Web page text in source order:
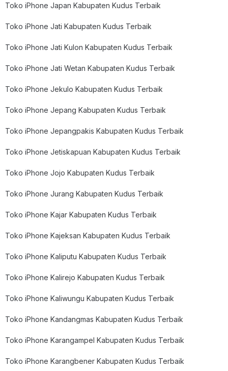
Toko iPhone Japan Kabupaten Kudus Terbaik
Toko iPhone Jati Kabupaten Kudus Terbaik
Toko iPhone Jati Kulon Kabupaten Kudus Terbaik
Toko iPhone Jati Wetan Kabupaten Kudus Terbaik
Toko iPhone Jekulo Kabupaten Kudus Terbaik
Toko iPhone Jepang Kabupaten Kudus Terbaik
Toko iPhone Jepangpakis Kabupaten Kudus Terbaik
Toko iPhone Jetiskapuan Kabupaten Kudus Terbaik
Toko iPhone Jojo Kabupaten Kudus Terbaik
Toko iPhone Jurang Kabupaten Kudus Terbaik
Toko iPhone Kajar Kabupaten Kudus Terbaik
Toko iPhone Kajeksan Kabupaten Kudus Terbaik
Toko iPhone Kaliputu Kabupaten Kudus Terbaik
Toko iPhone Kalirejo Kabupaten Kudus Terbaik
Toko iPhone Kaliwungu Kabupaten Kudus Terbaik
Toko iPhone Kandangmas Kabupaten Kudus Terbaik
Toko iPhone Karangampel Kabupaten Kudus Terbaik
Toko iPhone Karangbener Kabupaten Kudus Terbaik